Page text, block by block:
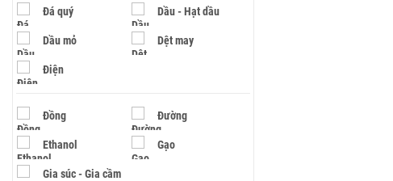
Đá quý Dầu - Hạt dầu
Dầu mỏ Dệt may
Điện
Đồng Đường
Ethanol Gạo
Gia súc - Gia cầm